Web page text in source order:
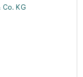
Co. KG